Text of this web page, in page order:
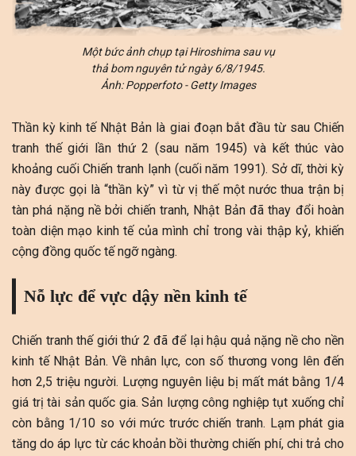
Một bức ảnh chụp tại Hiroshima sau vụ
thả bom nguyên tử ngày 6/8/1945.
Ảnh: Popperfoto - Getty Images
Thần kỳ kinh tế Nhật Bản là giai đoạn bắt đầu từ sau Chiến
tranh thế giới lần thứ 2 (sau năm 1945) và kết thúc vào
khoảng cuối Chiến tranh lạnh (cuối năm 1991). Sở dĩ, thời kỳ
này được gọi là “thần kỳ” vì từ vị thế một nước thua trận bị
tàn phá nặng nề bởi chiến tranh, Nhật Bản đã thay đổi hoàn
toàn diện mạo kinh tế của mình chỉ trong vài thập kỷ, khiến
cộng đồng quốc tế ngỡ ngàng.
Nỗ lực để vực dậy nền kinh tế
Chiến tranh thế giới thứ 2 đã để lại hậu quả nặng nề cho nền
kinh tế Nhật Bản. Về nhân lực, con số thương vong lên đến
hơn 2,5 triệu người. Lượng nguyên liệu bị mất mát bằng 1/4
giá trị tài sản quốc gia. Sản lượng công nghiệp tụt xuống chỉ
còn bằng 1/10 so với mức trước chiến tranh. Lạm phát gia
tăng do áp lực từ các khoản bồi thường chiến phí, chi trả cho